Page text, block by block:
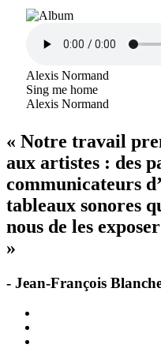
Alexis Normand
Sing me home
Alexis Normand
« Notre travail
aux artistes : des
communicateurs
tableaux sonores
nous de les
»
- Jean-François